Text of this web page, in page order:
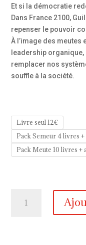
Et si la démocratie
Dans France 2100,
repenser le pouvoir
À l’image des meutes
leadership
remplacer nos
souffle à la société.
Livre seul 12€
Pack Semeur 4 livres
Pack Meute 10 livres +